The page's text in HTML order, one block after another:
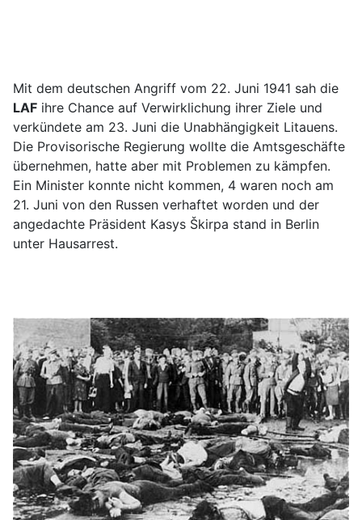
Mit dem deutschen Angriff vom 22. Juni 1941 sah die
LAF ihre Chance auf Verwirklichung ihrer Ziele und
verkündete am 23. Juni die Unabhängigkeit Litauens.
Die Provisorische Regierung wollte die Amtsgeschäfte
übernehmen, hatte aber mit Problemen zu kämpfen.
Ein Minister konnte nicht kommen, 4 waren noch am
21. Juni von den Russen verhaftet worden und der
angedachte Präsident Kasys Škirpa stand in Berlin
unter Hausarrest.